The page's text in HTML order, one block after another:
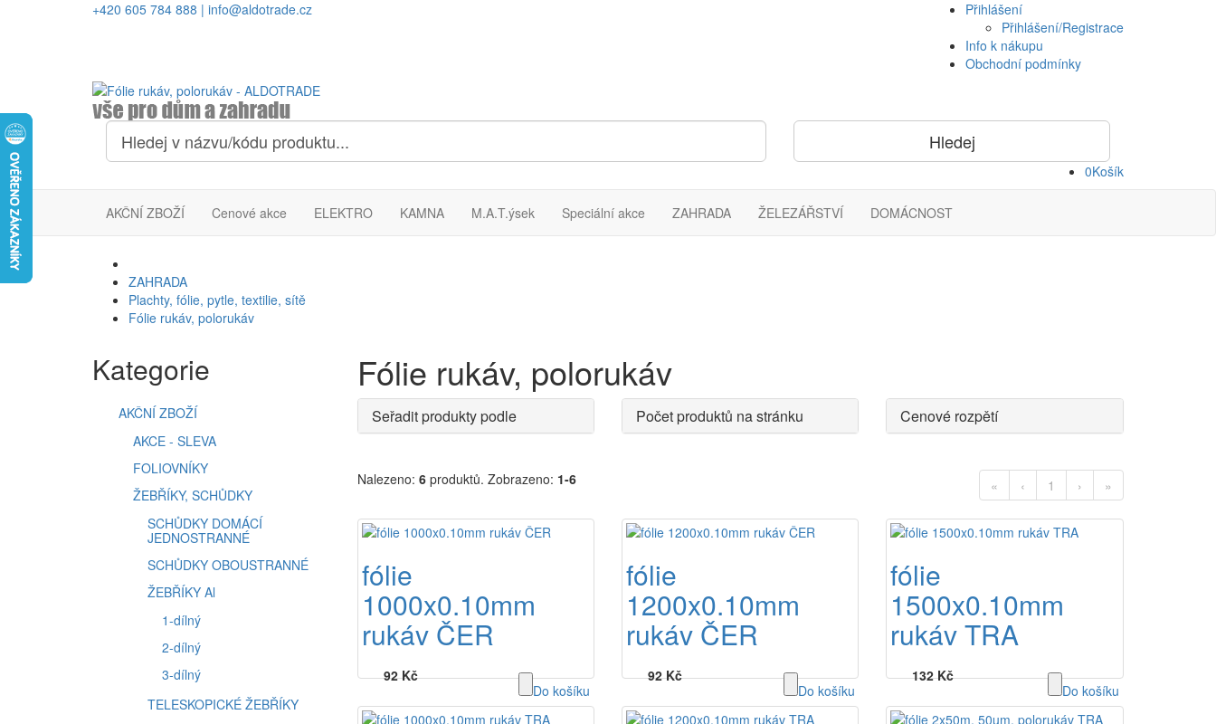
+420 605 784 888 | info@aldotrade.cz
Přihlášení
Přihlášení/Registrace
Info k nákupu
Obchodní podmínky
0Košík
AKČNÍ ZBOŽÍ Cenové akce ELEKTRO KAMNA M.A.T.ýsek Speciální akce ZAHRADA ŽELEZÁŘSTVÍ DOMÁCNOST
ZAHRADA
Plachty, fólie, pytle, textilie, sítě
Fólie rukáv, polorukáv
Kategorie
AKČNÍ ZBOŽÍ
AKCE - SLEVA
FOLIOVNÍKY
ŽEBŘÍKY, SCHŮDKY
SCHŮDKY DOMÁCÍ
JEDNOSTRANNÉ
SCHŮDKY OBOUSTRANNÉ
ŽEBŘÍKY Al
1-dílný
2-dílný
3-dílný
TELESKOPICKÉ ŽEBŘÍKY
Fólie rukáv, polorukáv
Seřadit produkty podle Počet produktů na stránku Cenové rozpětí
Nalezeno: 6produktů. Zobrazeno: 1-6 « ‹ 1 › »
fólie
1000x0.10mm
rukáv ČER
92 Kč
Do košíku
fólie
1200x0.10mm
rukáv ČER
92 Kč
Do košíku
fólie
1500x0.10mm
rukáv TRA
132 Kč
Do košíku